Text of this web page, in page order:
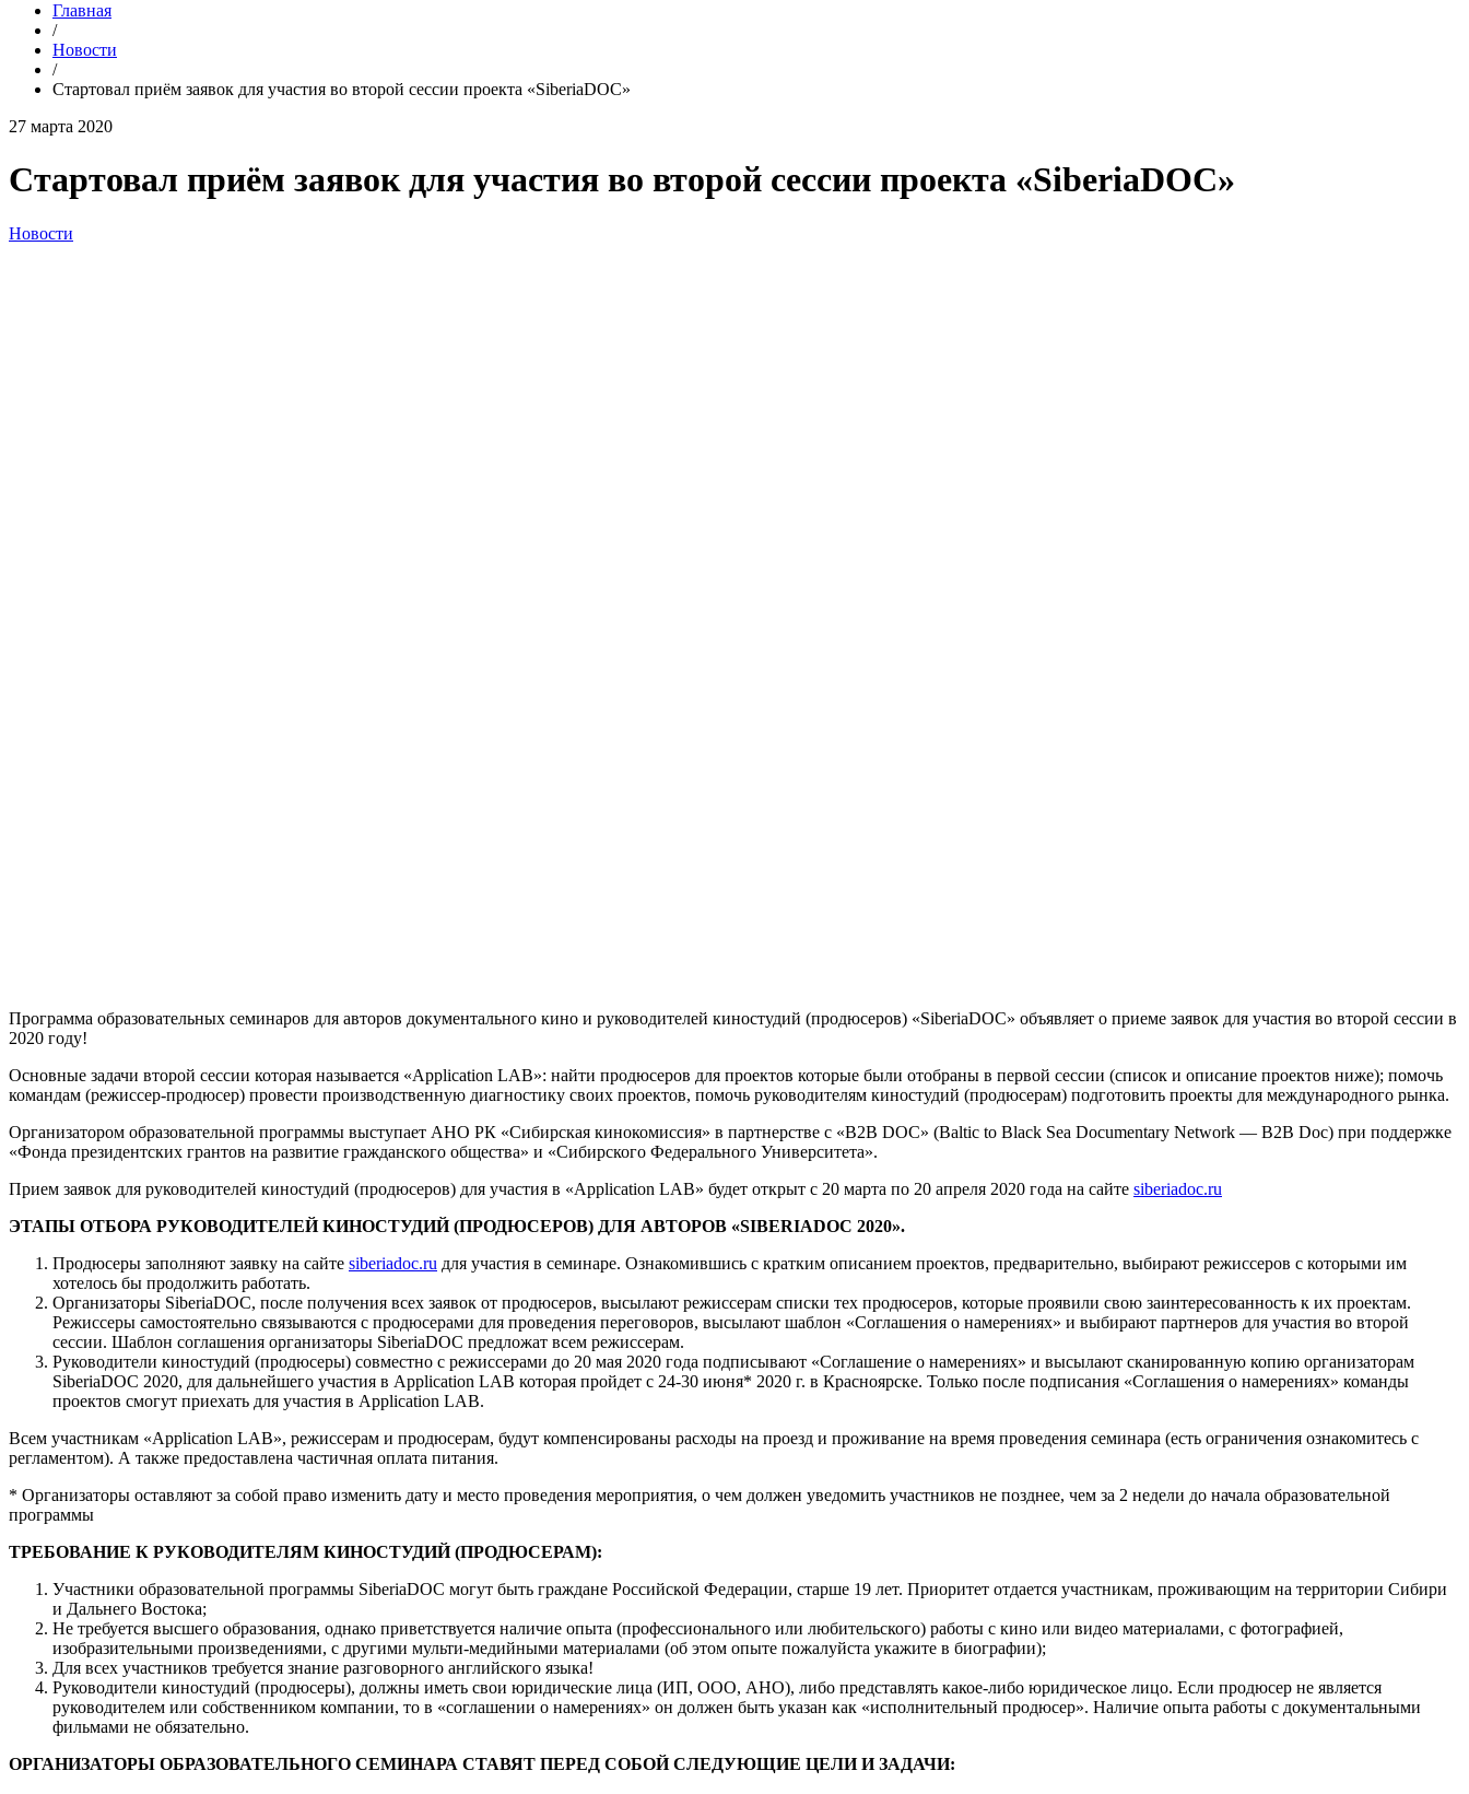
Главная
/
Новости
/
Стартовал приём заявок для участия во второй сессии проекта «SiberiaDOC»
27 марта 2020
Стартовал приём заявок для участия во второй сессии проекта «SiberiaDOC»
Новости
Программа образовательных семинаров для авторов документального кино и руководителей киностудий (продюсеров) «SiberiaDOC» объявляет о приеме заявок для участия во второй сессии в
2020 году!
Основные задачи второй сессии которая называется «Application LAB»: найти продюсеров для проектов которые были отобраны в первой сессии (список и описание проектов ниже); помочь
командам (режиссер-продюсер) провести производственную диагностику своих проектов, помочь руководителям киностудий (продюсерам) подготовить проекты для международного рынка.
Организатором образовательной программы выступает АНО РК «Сибирская кинокомиссия» в партнерстве с «B2B DOC» (Baltic to Black Sea Documentary Network — B2B Doc) при поддержке
«Фонда президентских грантов на развитие гражданского общества» и «Сибирского Федерального Университета».
Прием заявок для руководителей киностудий (продюсеров) для участия в «Application LAB» будет открыт с 20 марта по 20 апреля 2020 года на сайте siberiadoc.ru
ЭТАПЫ ОТБОРА РУКОВОДИТЕЛЕЙ КИНОСТУДИЙ (ПРОДЮСЕРОВ) ДЛЯ АВТОРОВ «SIBERIADOC 2020».
Продюсеры заполняют заявку на сайте siberiadoc.ru для участия в семинаре. Ознакомившись с кратким описанием проектов, предварительно, выбирают режиссеров с которыми им
хотелось бы продолжить работать.
Организаторы SiberiaDOC, после получения всех заявок от продюсеров, высылают режиссерам списки тех продюсеров, которые проявили свою заинтересованность к их проектам.
Режиссеры самостоятельно связываются с продюсерами для проведения переговоров, высылают шаблон «Соглашения о намерениях» и выбирают партнеров для участия во второй
сессии. Шаблон соглашения организаторы SiberiaDOC предложат всем режиссерам.
Руководители киностудий (продюсеры) совместно с режиссерами до 20 мая 2020 года подписывают «Соглашение о намерениях» и высылают сканированную копию организаторам
SiberiaDOC 2020, для дальнейшего участия в Application LAB которая пройдет с 24-30 июня* 2020 г. в Красноярске. Только после подписания «Соглашения о намерениях» команды
проектов смогут приехать для участия в Application LAB.
Всем участникам «Application LAB», режиссерам и продюсерам, будут компенсированы расходы на проезд и проживание на время проведения семинара (есть ограничения ознакомитесь с
регламентом). А также предоставлена частичная оплата питания.
* Организаторы оставляют за собой право изменить дату и место проведения мероприятия, о чем должен уведомить участников не позднее, чем за 2 недели до начала образовательной
программы
ТРЕБОВАНИЕ К РУКОВОДИТЕЛЯМ КИНОСТУДИЙ (ПРОДЮСЕРАМ):
Участники образовательной программы SiberiaDOC могут быть граждане Российской Федерации, старше 19 лет. Приоритет отдается участникам, проживающим на территории Сибири
и Дальнего Востока;
Не требуется высшего образования, однако приветствуется наличие опыта (профессионального или любительского) работы с кино или видео материалами, с фотографией,
изобразительными произведениями, с другими мульти-медийными материалами (об этом опыте пожалуйста укажите в биографии);
Для всех участников требуется знание разговорного английского языка!
Руководители киностудий (продюсеры), должны иметь свои юридические лица (ИП, ООО, АНО), либо представлять какое-либо юридическое лицо. Если продюсер не является
руководителем или собственником компании, то в «соглашении о намерениях» он должен быть указан как «исполнительный продюсер». Наличие опыта работы с документальными
фильмами не обязательно.
ОРГАНИЗАТОРЫ ОБРАЗОВАТЕЛЬНОГО СЕМИНАРА СТАВЯТ ПЕРЕД СОБОЙ СЛЕДУЮЩИЕ ЦЕЛИ И ЗАДАЧИ: